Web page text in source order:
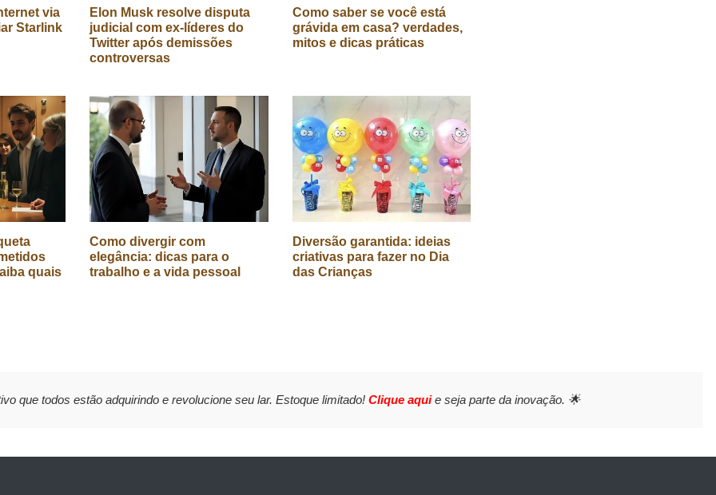
via
Starlink
Elon Musk resolve disputa
judicial com ex-líderes do
Twitter após demissões
controversas
Como saber se você está
grávida em casa? verdades,
mitos e dicas práticas
quais
Como divergir com
elegância: dicas para o
trabalho e a vida pessoal
Diversão garantida: ideias
criativas para fazer no Dia
das Crianças
que todos estão adquirindo e revolucione seu lar. Estoque limitado! Clique aquie seja parte da inovação. 🌟